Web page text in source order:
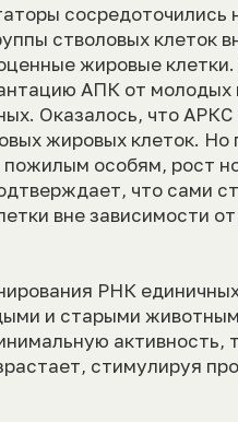
сосредоточились
стволовых клеток
жировые
АПК от молодых
Оказалось, что
жировых клеток. Но
особям, рост
что сами
вне зависимости от
РНК
и старыми
активность,
стимулируя